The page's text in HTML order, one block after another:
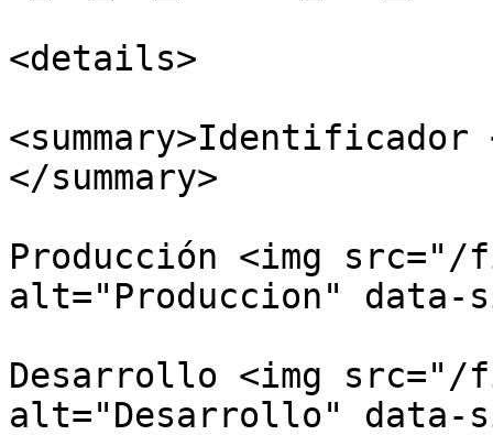
<details>
<summary>Identificador
</summary>
Producción <img src="/
alt="Produccion" data-
Desarrollo <img src="/
alt="Desarrollo" data-